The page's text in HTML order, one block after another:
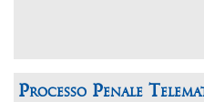
Processo Penale